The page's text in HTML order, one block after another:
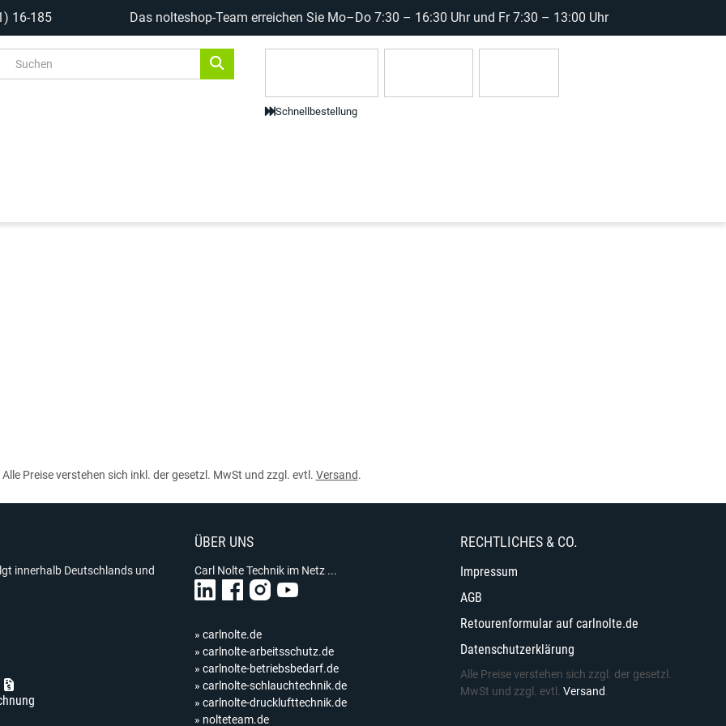
16-185 Das nolteshop-Team erreichen Sie Mo–Do 7:30 – 16:30 Uhr und Fr 7:30 – 13:00 Uhr
Schnellbestellung
Alle Preise verstehen sich inkl. der gesetzl. MwSt und zzgl. evtl. Versand.
innerhalb Deutschlands und
ÜBER UNS
Carl Nolte Technik im Netz ...
» carlnolte.de
» carlnolte-arbeitsschutz.de
» carlnolte-betriebsbedarf.de
» carlnolte-schlauchtechnik.de
» carlnolte-drucklufttechnik.de
» nolteteam.de
RECHTLICHES & CO.
Impressum
AGB
Retourenformular auf carlnolte.de
Datenschutzerklärung
Alle Preise verstehen sich zzgl. der gesetzl.
MwSt und zzgl. evtl. Versand